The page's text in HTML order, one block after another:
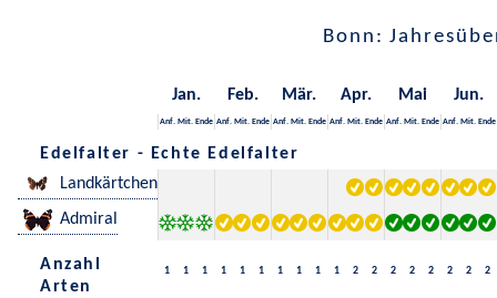
Bonn:
Jan. Feb. Mär. Apr. Mai Jun.
Anf. Mit. Ende Anf. Mit. Ende Anf. Mit. Ende Anf. Mit. Ende Anf. Mit. Ende Anf. Mit. Ende
Edelfalter - Echte Edelfalter
Landkärtchen
Admiral
Anzahl
Arten
1 1 1 1 1 1 1 1 1 1 2 2 2 2 2 2 2 2